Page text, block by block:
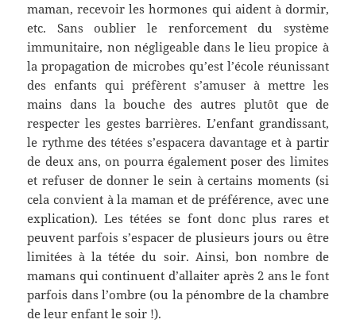
maman, recevoir les hormones qui aident à dormir,
etc. Sans oublier le renforcement du système
immunitaire, non négligeable dans le lieu propice à
la propagation de microbes qu’est l’école réunissant
des enfants qui préfèrent s’amuser à mettre les
mains dans la bouche des autres plutôt que de
respecter les gestes barrières. L’enfant grandissant,
le rythme des tétées s’espacera davantage et à partir
de deux ans, on pourra également poser des limites
et refuser de donner le sein à certains moments (si
cela convient à la maman et de préférence, avec une
explication). Les tétées se font donc plus rares et
peuvent parfois s’espacer de plusieurs jours ou être
limitées à la tétée du soir. Ainsi, bon nombre de
mamans qui continuent d’allaiter après 2 ans le font
parfois dans l’ombre (ou la pénombre de la chambre
de leur enfant le soir !).